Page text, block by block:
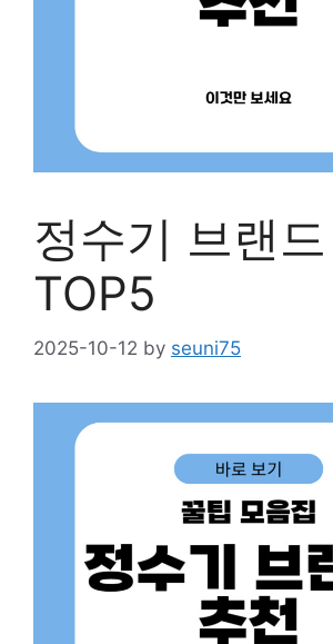
정수기 브랜
TOP5
2025-10-12 by seuni75